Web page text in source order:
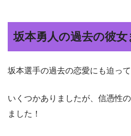
坂本勇人の過去の彼女
坂本選手の過去の恋愛にも迫って
いくつかありましたが、信憑性
ました！